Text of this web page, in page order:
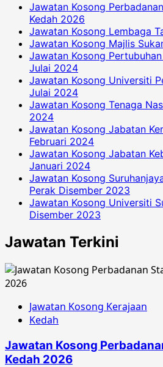
Jawatan Kosong
Kedah 2026
Jawatan Kosong Lembaga
Jawatan Kosong Majlis
Jawatan Kosong
Julai 2024
Jawatan Kosong Universiti
Julai 2024
Jawatan Kosong Tenaga
2024
Jawatan Kosong Jabatan
Februari 2024
Jawatan Kosong Jabatan
Januari 2024
Jawatan Kosong
Perak Disember 2023
Jawatan Kosong Universiti
Disember 2023
Jawatan Terkini
Jawatan Kosong Kerajaan
Kedah
Jawatan Kosong
Kedah 2026